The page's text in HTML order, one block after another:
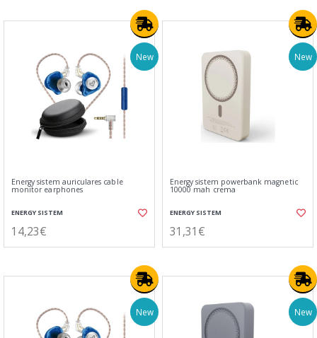
New
Energy sistem auriculares cable
monitor earphones
ENERGY SISTEM
14,23€
New
Energy sistem powerbank magnetic
10000 mah crema
ENERGY SISTEM
31,31€
New New